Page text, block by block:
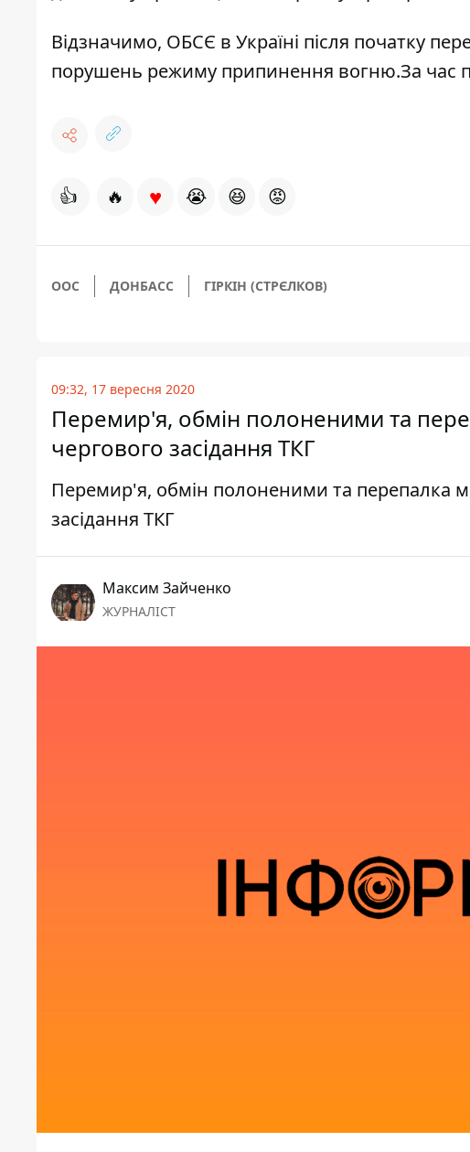
Відзначимо, ОБСЄ в Україні після початку
порушень режиму припинення вогню.За час
👍 🔥 ♥ 😭 😆 😡
ООС ДОНБАСС ГІРКІН (СТРЄЛКОВ)
09:32, 17 вересня 2020
Перемир'я, обмін полоненими та
чергового засідання ТКГ
Перемир'я, обмін полоненими та перепалка
засідання ТКГ
Максим Зайченко
ЖУРНАЛІСТ